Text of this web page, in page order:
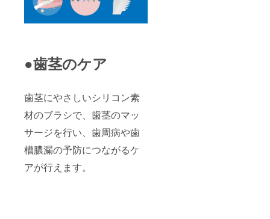
●歯茎のケア
歯茎にやさしいシリコン素
材のブラシで、歯茎のマッ
サージを行い、歯周病や歯
槽膿漏の予防につながるケ
アが行えます。